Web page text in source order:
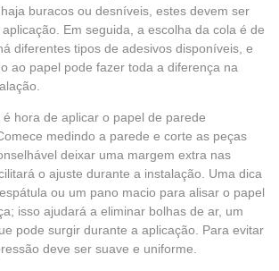
buracos ou desníveis, estes devem ser
Em seguida, a escolha da cola é de
diferentes tipos de adesivos disponíveis, e
ao papel pode fazer toda a diferença na
hora de aplicar o papel de parede
medindo a parede e corte as peças
deixar uma margem extra nas
o ajuste durante a instalação. Uma dica
ou um pano macio para alisar o papel
isso ajudará a eliminar bolhas de ar, um
pode surgir durante a aplicação. Para evitar
deve ser suave e uniforme.